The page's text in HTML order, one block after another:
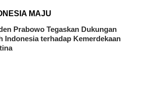
MAJU
Prabowo Tegaskan Dukungan
Indonesia terhadap Kemerdekaan